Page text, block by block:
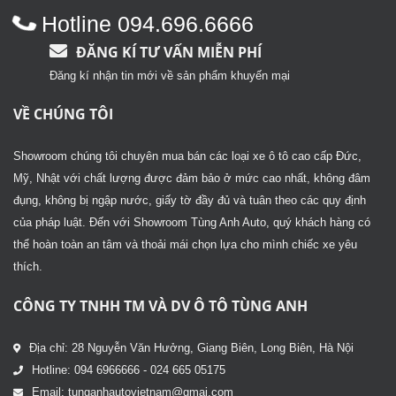
Hotline 094.696.6666
ĐĂNG KÍ TƯ VẤN MIỄN PHÍ
Đăng kí nhận tin mới về sản phẩm khuyến mại
VỀ CHÚNG TÔI
Showroom chúng tôi chuyên mua bán các loại xe ô tô cao cấp Đức,
Mỹ, Nhật với chất lượng được đảm bảo ở mức cao nhất, không đâm
đụng, không bị ngập nước, giấy tờ đầy đủ và tuân theo các quy định
của pháp luật. Đến với Showroom Tùng Anh Auto, quý khách hàng có
thể hoàn toàn an tâm và thoải mái chọn lựa cho mình chiếc xe yêu
thích.
CÔNG TY TNHH TM VÀ DV Ô TÔ TÙNG ANH
Địa chỉ: 28 Nguyễn Văn Hưởng, Giang Biên, Long Biên, Hà Nội
Hotline: 094 6966666 - 024 665 05175
Email: tunganhautovietnam@gmai.com